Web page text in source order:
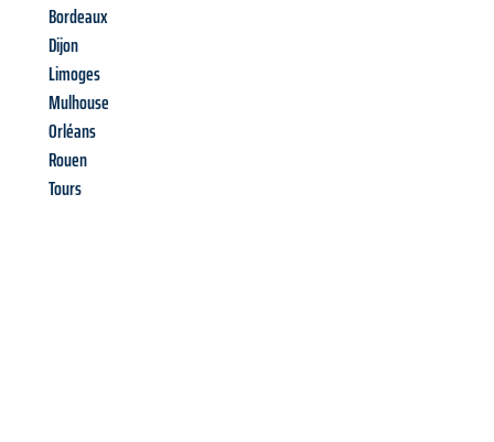
Bordeaux
Dijon
Limoges
Mulhouse
Orléans
Rouen
Tours